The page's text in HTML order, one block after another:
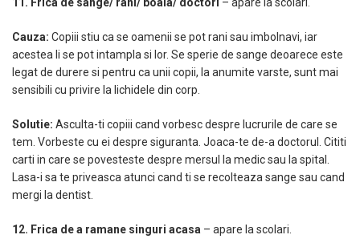
Cauza: Copiii stiu ca se oamenii se pot rani sau imbolnavi, iar
acestea li se pot intampla si lor. Se sperie de sange deoarece este
legat de durere si pentru ca unii copii, la anumite varste, sunt mai
sensibili cu privire la lichidele din corp.
Solutie: Asculta-ti copiii cand vorbesc despre lucrurile de care se
tem. Vorbeste cu ei despre siguranta. Joaca-te de-a doctorul. Cititi
carti in care se povesteste despre mersul la medic sau la spital.
Lasa-i sa te priveasca atunci cand ti se recolteaza sange sau cand
mergi la dentist.
12. Frica de a ramane singuri acasa – apare la scolari.